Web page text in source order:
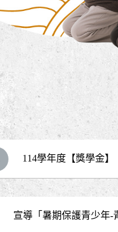
114學年度【獎學金】
宣導「暑期保護青少年-